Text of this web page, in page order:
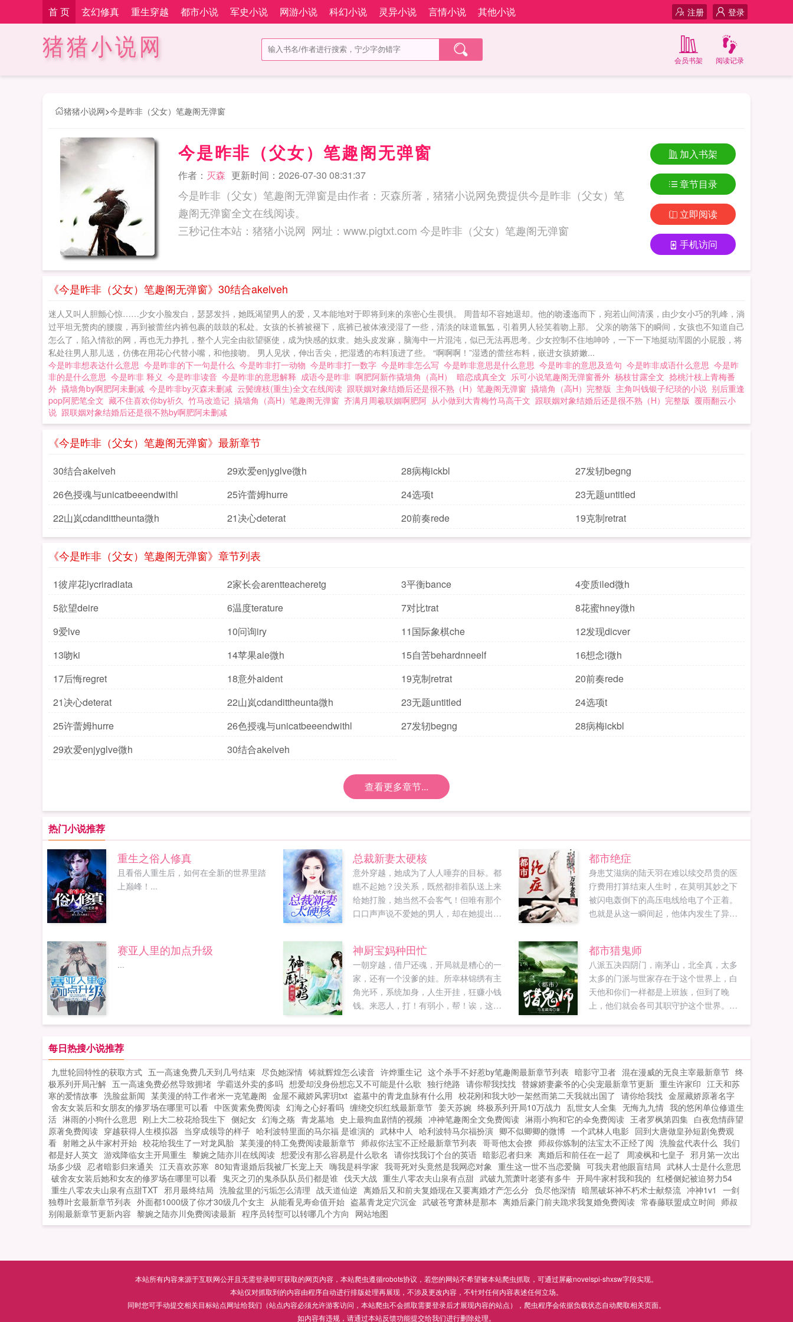
首 页 玄幻修真 重生穿越 都市小说 军史小说 网游小说 科幻小说 灵异小说 言情小说 其他小说 登录
注册
猪猪小说网 阅读记录
会员书架
猪猪小说网>今是昨非（父女）笔趣阁无弹窗
今是昨非（父女）笔趣阁无弹窗
作者： 灭森 更新时间：2026-07-30 08:31:37
今是昨非（父女）笔趣阁无弹窗是由作者：灭森所著，猪猪小说网免费提供今是昨非（父女）笔
趣阁无弹窗全文在线阅读。
三秒记住本站：猪猪小说网 网址：www.pigtxt.com 今是昨非（父女）笔趣阁无弹窗
加入书架
章节目录
立即阅读
手机访问
《今是昨非（父女）笔趣阁无弹窗》30结合akelveh
迷人又叫人胆颤心惊……少女小脸发白，瑟瑟发抖，她既渴望男人的爱，又本能地对于即将到来的亲密心生畏惧。 周昔却不容她退却。他的吻逶迤而下，宛若山间清溪，由少女小巧的乳峰，淌
过平坦无赘肉的腰腹，再到被蕾丝内裤包裹的鼓鼓的私处。女孩的长裤被褪下，底裤已被体液浸湿了一些，清淡的味道氤氲，引着男人轻笑着吻上那。 父亲的吻落下的瞬间，女孩也不知道自己
怎么了，陷入情欲的网，再也无力挣扎，整个人完全由欲望驱使，成为快感的奴隶。她头皮发麻，脑海中一片混沌，似已无法再思考。少女控制不住地呻吟，一下一下地挺动浑圆的小屁股，将
私处往男人那儿送，仿佛在用花心代替小嘴，和他接吻。 男人见状，伸出舌尖，把湿透的布料顶进了些。 “啊啊啊！”湿透的蕾丝布料，嵌进女孩娇嫩...
今是昨非想表达什么意思 今是昨非的下一句是什么 今是昨非打一动物 今是昨非打一数字 今是昨非怎么写 今是昨非意思是什么意思 今是昨非的意思及造句 今是昨非成语什么意思 今是昨
非的是什么意思 今是昨非 释义 今是昨非读音 今是昨非的意思解释 成语今是昨非 啊肥阿新作撬墙角（高H） 暗恋成真全文 乐可小说笔趣阁无弹窗番外 杨枝甘露全文 捻桃汁枝上青梅番
外 撬墙角by啊肥阿未删减 今是昨非by灭森未删减 云鬓缠枝(重生)全文在线阅读 跟联姻对象结婚后还是很不熟（H）笔趣阁无弹窗 撬墙角（高H）完整版 主角叫钱银子纪琰的小说 别后重逢
pop阿肥笔全文 藏不住喜欢你by祈久 竹马改造记 撬墙角（高H）笔趣阁无弹窗 齐满月周羲联姻啊肥阿 从小做到大青梅竹马高干文 跟联姻对象结婚后还是很不熟（H）完整版 覆雨翻云小
说 跟联姻对象结婚后还是很不熟by啊肥阿未删减
《今是昨非（父女）笔趣阁无弹窗》最新章节
30结合akelveh 29欢爱enjyglve微h 28病梅ickbl
27发轫begng
26色授魂与unicatbeeendwithl
25许蕾姆hurre 24选项t
23无题untitled
22山岚cdandittheunta微h
21决心deterat 20前奏rede 19克制retrat
《今是昨非（父女）笔趣阁无弹窗》章节列表
1彼岸花lycriradiata 2家长会arentteacheretg 3平衡bance
4变质iled微h
5欲望deire
6温度terature 7对比trat
8花蜜hney微h
9爱lve
10问询iry 11国际象棋che
12发现dicver
13吻ki
14苹果ale微h 15自苦behardnneelf
16想念i微h
17后悔regret
18意外aident 19克制retrat
20前奏rede
21决心deterat
22山岚cdandittheunta微h 23无题untitled
24选项t
25许蕾姆hurre
26色授魂与unicatbeeendwithl 27发轫begng
28病梅ickbl
29欢爱enjyglve微h
30结合akelveh
查看更多章节...
热门小说推荐
重生之俗人修真
且看俗人重生后，如何在全新的世界里踏
上巅峰！...
总裁新妻太硬核
意外穿越，她成为了人人唾弃的目标。都
瞧不起她？没关系，既然都排着队送上来
给她打脸，她当然不会客气！但唯有那个
口口声声说不爱她的男人，却在她提出离
都市绝症
身患艾滋病的陆天羽在难以续交昂贵的医
疗费用打算结束人生时，在莫明其妙之下
被闪电轰倒下的高压电线给电了个正着。
也就是从这一瞬间起，他体内发生了异
的HIV病毒也发生了异变，尤其是那双几乎
失明的眼睛变得超乎想象。到底是命运的
终结，还是奇迹的诞生？谁也不清楚。唯
一知道的就是陆天羽的生活从此剧变，想
要零距离的与他一同踏上奇异之旅，且尾
随其后探个究竟吧！...
赛亚人里的加点升级
...
神厨宝妈种田忙
一朝穿越，借尸还魂，开局就是糟心的一
家，还有一个没爹的娃。所幸林锦绣有主
角光环，系统加身，人生开挂，狂赚小钱
钱。来恶人，打！有弱小，帮！诶，这位
都市猎鬼师
八派五决四阴门，南茅山，北全真，太多
太多的门派与世家存在于这个世界上，白
天他和你们一样都是上班族，但到了晚
上，他们就会各司其职守护这个世界。他
服！...
每日热搜小说推荐
九世轮回特性的获取方式 五一高速免费几天到几号结束 尽负她深情 铸就辉煌怎么读音 许烨重生记 这个杀手不好惹by笔趣阁最新章节列表 暗影守卫者 混在漫威的无良主宰最新章节 终
极系列开局卍解 五一高速免费必然导致拥堵 学霸送外卖的多吗 想爱却没身份想忘又不可能是什么歌 独行绝路 请你帮我找找 替嫁娇妻豪爷的心尖宠最新章节更新 重生许家印 江天和苏
寒的爱情故事 洗脸盆新闻 某美漫的特工作者米一克笔趣阁 金屋不藏娇风霁玥txt 盗墓中的青龙血脉有什么用 校花刚和我大吵一架然而第二天我就出国了 请你给我找 金屋藏娇原著名字
舍友女装后和女朋友的修罗场在哪里可以看 中医黄素免费阅读 幻海之心好看吗 缠绕交织红线最新章节 姜天苏婉 终极系列开局10万战力 乱世女人全集 无悔九九情 我的悠闲单位修道生
活 淋雨的小狗什么意思 刚上大二校花给我生下 侧妃女 幻海之殇 青龙墓地 史上最狗血剧情的视频 冲神笔趣阁全文免费阅读 淋雨小狗和它的伞免费阅读 王者罗枫第四集 白夜危情薛望
原著免费阅读 穿越获得人生模拟器 当穿成领导的样子 哈利波特里面的马尔福 是谁演的 武林中人 哈利波特马尔福扮演 卿不似卿卿的微博 一个武林人电影 回到大唐做皇孙短剧免费观
看 射雕之从牛家村开始 校花给我生了一对龙凤胎 某美漫的特工免费阅读最新章节 师叔你法宝不正经最新章节列表 哥哥他太会撩 师叔你炼制的法宝太不正经了阅 洗脸盆代表什么 我们
都是好人英文 游戏降临女主开局重生 黎婉之陆亦川在线阅读 想爱没有那么容易是什么歌名 请你找我订个台的英语 暗影忍者归来 离婚后和前任在一起了 周凌枫和七皇子 邪月第一次出
场多少级 忍者暗影归来通关 江天喜欢苏寒 80知青退婚后我被厂长宠上天 嗨我是科学家 我哥死对头竟然是我网恋对象 重生这一世不当恋爱脑 可我夫君他眼盲结局 武林人士是什么意思
破舍友女装后她和女友的修罗场在哪里可以看 鬼灭之刃的鬼杀队队员们都是谁 伐天大战 重生八零农夫山泉有点甜 武破九荒萧叶老婆有多牛 开局牛家村我和我的 红楼侧妃被迫努力54
重生八零农夫山泉有点甜TXT 邪月最终结局 洗脸盆里的污垢怎么清理 战天道仙逆 离婚后又和前夫复婚现在又要离婚才产怎么分 负尽他深情 暗黑破坏神不朽术士献祭流 冲神1v1
一剑
独尊叶玄最新章节列表 外面都1000级了你才30级几个女主 从能看见寿命值开始 盗墓青龙定穴沉金 武破苍穹萧林是那本 离婚后豪门前夫跪求我复婚免费阅读 常春藤联盟成立时间 师叔
别闹最新章节更新内容 黎婉之陆亦川免费阅读最新 程序员转型可以转哪几个方向 网站地图
本站所有内容来源于互联网公开且无需登录即可获取的网页内容，本站爬虫遵循robots协议，若您的网站不希望被本站爬虫抓取，可通过屏蔽novelspi-shxsw字段实现。
本站仅对抓取到的内容由程序自动进行排版处理再展现，不涉及更改内容，不针对任何内容表述任何立场。
同时您可手动提交相关目标站点网址给我们（站点内容必须允许游客访问，本站爬虫不会抓取需要登录后才展现内容的站点），爬虫程序会依据负载状态自动爬取相关页面。
如内容有违规，请通过本站反馈功能提交给我们进行删除处理。